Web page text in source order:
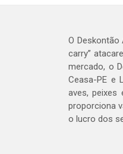
O
carry”
mercado, o
Ceasa-PE e
aves, peixes
proporciona
o lucro dos